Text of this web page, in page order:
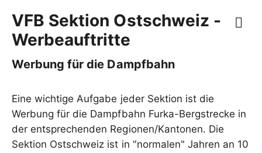
VFB Sektion Ostschweiz -
Werbeauftritte
Werbung für die Dampfbahn
Eine wichtige Aufgabe jeder Sektion ist die
Werbung für die Dampfbahn Furka-Bergstrecke in
der entsprechenden Regionen/Kantonen. Die
Sektion Ostschweiz ist in "normalen" Jahren an 10